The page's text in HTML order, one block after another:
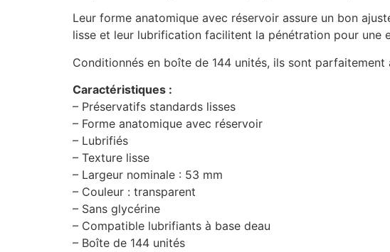
Leur forme anatomique avec réservoir assure un bon
lisse et leur lubrification facilitent la pénétration pour une
Conditionnés en boîte de 144 unités, ils sont
Caractéristiques :
– Préservatifs standards lisses
– Forme anatomique avec réservoir
– Lubrifiés
– Texture lisse
– Largeur nominale : 53 mm
– Couleur : transparent
– Sans glycérine
– Compatible lubrifiants à base deau
– Boîte de 144 unités